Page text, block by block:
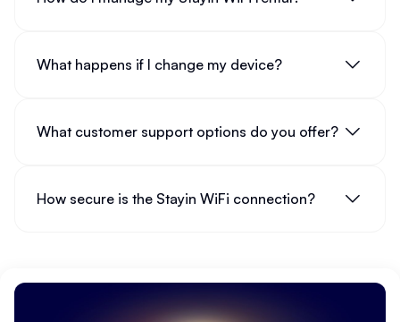
What happens if I change my device?
What customer support options do you offer?
How secure is the Stayin WiFi connection?